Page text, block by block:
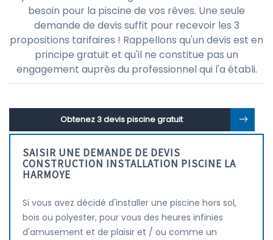
besoin pour la piscine de vos rêves. Une seule
demande de devis suffit pour recevoir les 3
propositions tarifaires ! Rappellons qu'un devis est en
principe gratuit et qu'il ne constitue pas un
engagement auprès du professionnel qui l'a établi.
Obtenez 3 devis piscine gratuit
SAISIR UNE DEMANDE DE DEVIS
CONSTRUCTION INSTALLATION PISCINE LA
HARMOYE
Si vous avez décidé d'installer une piscine hors sol,
bois ou polyester, pour vous des heures infinies
d'amusement et de plaisir et / ou comme un